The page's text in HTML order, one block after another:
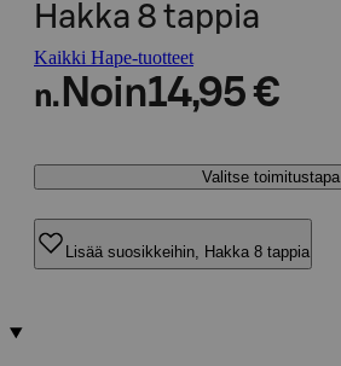
Hakka 8 tappia
Kaikki Hape-tuotteet
n. Noin14,95 €
Valitse toimitustapa
Lisää suosikkeihin, Hakka 8 tappia